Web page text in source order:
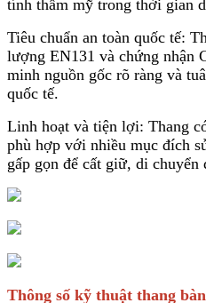
tính thẩm mỹ trong thời gian
Tiêu chuẩn an toàn quốc tế:
lượng EN131 và chứng nhận
minh nguồn gốc rõ ràng và
quốc tế.
Linh hoạt và tiện lợi: Thang
phù hợp với nhiều mục đích
gấp gọn để cất giữ, di chuyển
Thông số kỹ thuật thang